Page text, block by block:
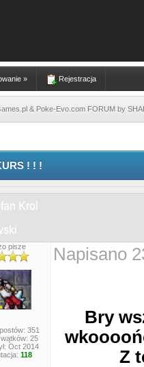
» Rejestracja
& Poke-Evo.com FORUM by
! ! !
Krol
pisze
351
25
Oct 2014
118
Napisano
Bry
Z